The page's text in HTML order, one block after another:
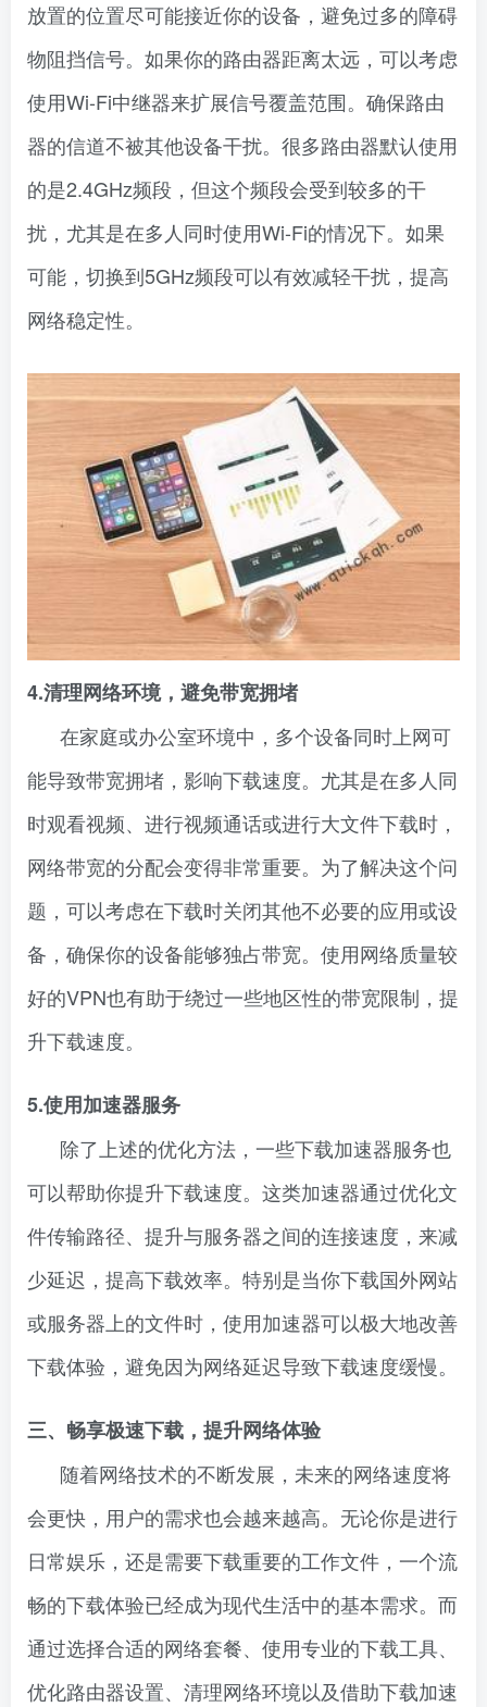
放置的位置尽可能接近你的设备，避免过多的障碍
物阻挡信号。如果你的路由器距离太远，可以考虑
使用Wi-Fi中继器来扩展信号覆盖范围。确保路由
器的信道不被其他设备干扰。很多路由器默认使用
的是2.4GHz频段，但这个频段会受到较多的干
扰，尤其是在多人同时使用Wi-Fi的情况下。如果
可能，切换到5GHz频段可以有效减轻干扰，提高
网络稳定性。
4.清理网络环境，避免带宽拥堵
在家庭或办公室环境中，多个设备同时上网可
能导致带宽拥堵，影响下载速度。尤其是在多人同
时观看视频、进行视频通话或进行大文件下载时，
网络带宽的分配会变得非常重要。为了解决这个问
题，可以考虑在下载时关闭其他不必要的应用或设
备，确保你的设备能够独占带宽。使用网络质量较
好的VPN也有助于绕过一些地区性的带宽限制，提
升下载速度。
5.使用加速器服务
除了上述的优化方法，一些下载加速器服务也
可以帮助你提升下载速度。这类加速器通过优化文
件传输路径、提升与服务器之间的连接速度，来减
少延迟，提高下载效率。特别是当你下载国外网站
或服务器上的文件时，使用加速器可以极大地改善
下载体验，避免因为网络延迟导致下载速度缓慢。
三、畅享极速下载，提升网络体验
随着网络技术的不断发展，未来的网络速度将
会更快，用户的需求也会越来越高。无论你是进行
日常娱乐，还是需要下载重要的工作文件，一个流
畅的下载体验已经成为现代生活中的基本需求。而
通过选择合适的网络套餐、使用专业的下载工具、
优化路由器设置、清理网络环境以及借助下载加速